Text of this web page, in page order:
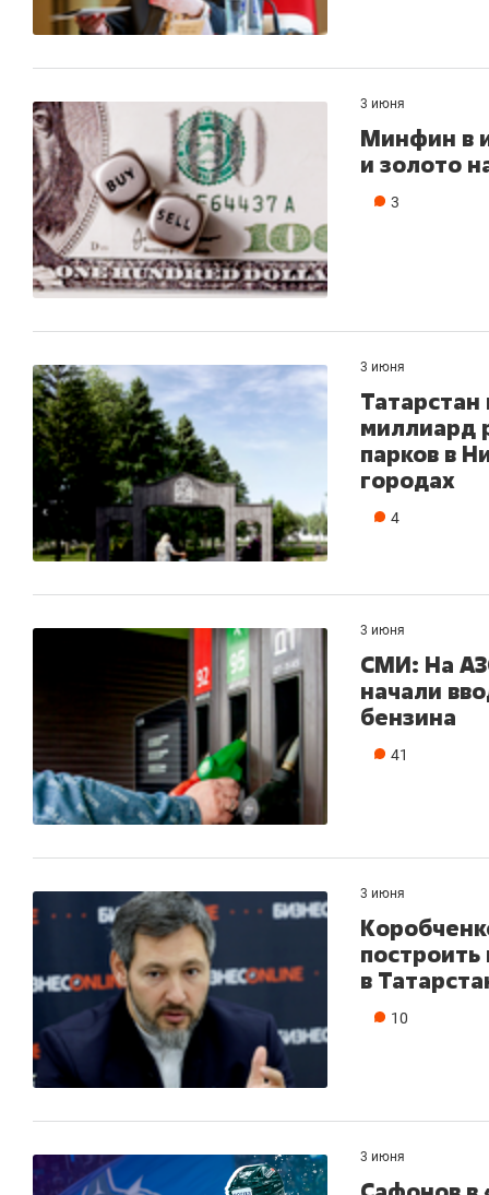
3 июня
Минфин в
и золото
3
3 июня
миллиард
парков в
городах
4
3 июня
СМИ: На
начали
бензина
41
3 июня
построить
в
10
3 июня